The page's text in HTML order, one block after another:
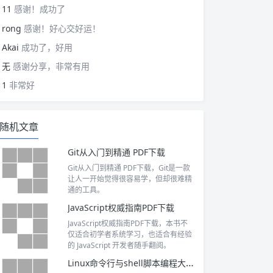
11 感谢！成功了
rong 感谢！好心交好运！
Akai 成功了，好用
无 感谢分享，非常有用
1 非常好
随机文章
Git从入门到精通 PDF下载
Git从入门到精通 PDF下载，Git是一款
让人一开始觉得很容易学，但却很难精
通的工具。
JavaScript权威指南PDF下载
JavaScript权威指南PDF下载，本书不
仅适合初学者系统学习，也适合有经验
的 JavaScript 开发者随手翻阅。
Linux命令行与shell脚本编程大全 PDF下载